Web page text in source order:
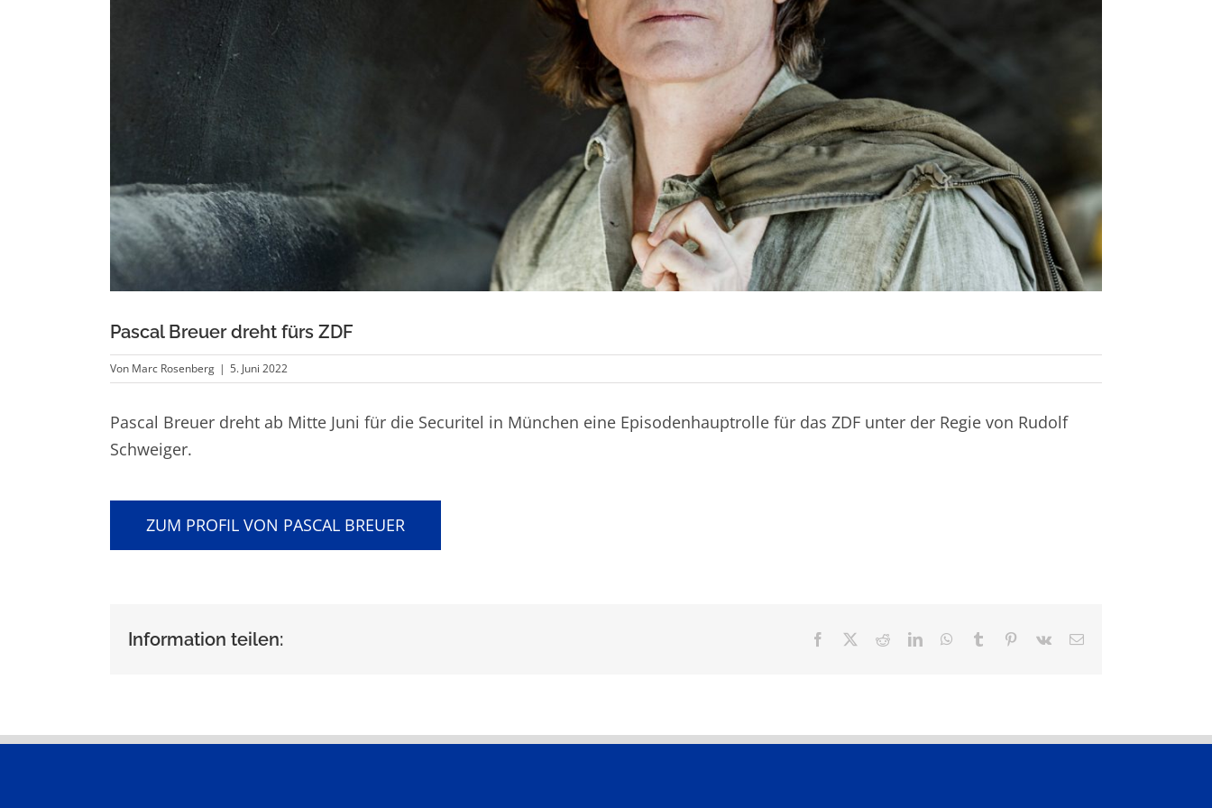
Pascal Breuer dreht fürs ZDF
Von Marc Rosenberg | 5. Juni 2022
Pascal Breuer dreht ab Mitte Juni für die Securitel in München eine Episodenhauptrolle für das ZDF unter der Regie von Rudolf
Schweiger.
ZUM PROFIL VON PASCAL BREUER
Information teilen: Facebook RedditLinkedInWhatsApp
Tumblr Pinterest
Vk
E-